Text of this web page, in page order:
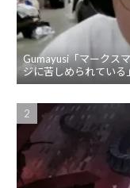
Gumayusi「マークス
ジに苦しめられてい